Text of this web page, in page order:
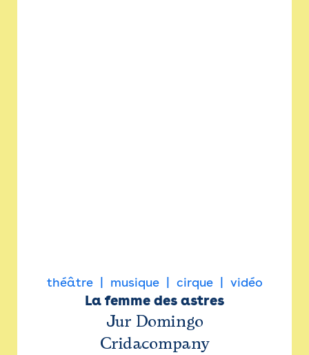
théâtre musique cirque vidéo
La femme des astres
Jur Domingo
Cridacompany